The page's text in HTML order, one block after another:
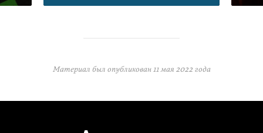
Материал был опубликован11 мая 2022 года